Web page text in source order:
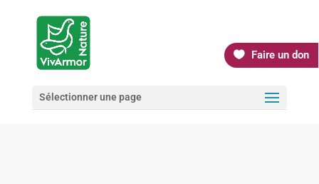
Faire un don
Sélectionner une page